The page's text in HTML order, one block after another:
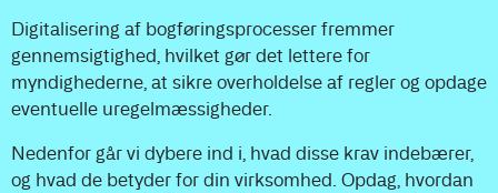
Digitalisering af bogføringsprocesser fremmer
gennemsigtighed, hvilket gør det lettere for
myndighederne, at sikre overholdelse af regler og opdage
eventuelle uregelmæssigheder.
Nedenfor går vi dybere ind i, hvad disse krav indebærer,
og hvad de betyder for din virksomhed. Opdag, hvordan